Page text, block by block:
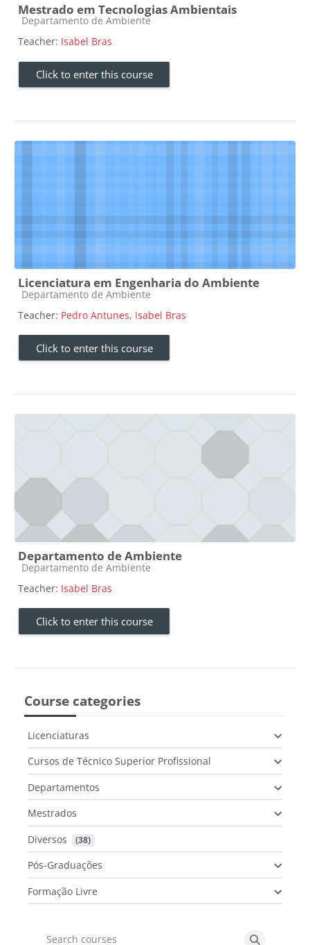
Mestrado em Tecnologias Ambientais
Course category
Departamento de Ambiente
Teacher: Isabel Bras
Click to enter this course
Licenciatura em Engenharia do Ambiente
Course category
Departamento de Ambiente
Teacher: Pedro Antunes, Isabel Bras
Click to enter this course
Departamento de Ambiente
Course category
Departamento de Ambiente
Teacher: Isabel Bras
Click to enter this course
Course categories
Licenciaturas
Cursos de Técnico Superior Profissional
Departamentos
Mestrados
Diversos
(38)
Pós-Graduações
Formação Livre